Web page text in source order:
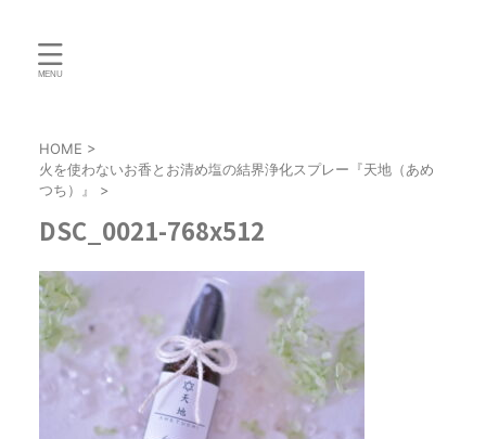
HOME >
火を使わないお香とお清め塩の結界浄化スプレー『天地（あめ
つち）』
>
DSC_0021-768x512